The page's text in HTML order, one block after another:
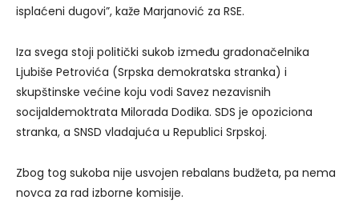
isplaćeni dugovi”, kaže Marjanović za RSE.
Iza svega stoji politički sukob između gradonačelnika
Ljubiše Petrovića (Srpska demokratska stranka) i
skupštinske većine koju vodi Savez nezavisnih
socijaldemoktrata Milorada Dodika. SDS je opoziciona
stranka, a SNSD vladajuća u Republici Srpskoj.
Zbog tog sukoba nije usvojen rebalans budžeta, pa nema
novca za rad izborne komisije.